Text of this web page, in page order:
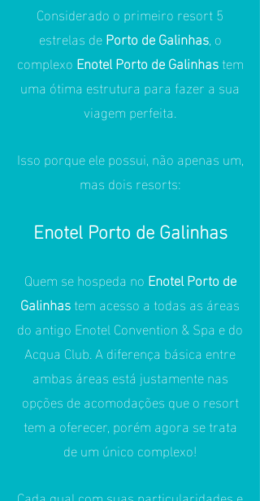
Considerado o primeiro resort 5
estrelas dePorto de Galinhas, o
complexoEnotel Porto de Galinhastem
uma ótima estrutura para fazer a sua
viagem perfeita.
Isso porque ele possui, não apenas um,
mas dois resorts:
Enotel Porto de Galinhas
Quem se hospeda noEnotel Porto de
Galinhastem acesso a todas as áreas
do antigo Enotel Convention & Spa e do
Acqua Club. A diferença básica entre
ambas áreas está justamente nas
opções de acomodações que o resort
tem a oferecer, porém agora se trata
de um único complexo!